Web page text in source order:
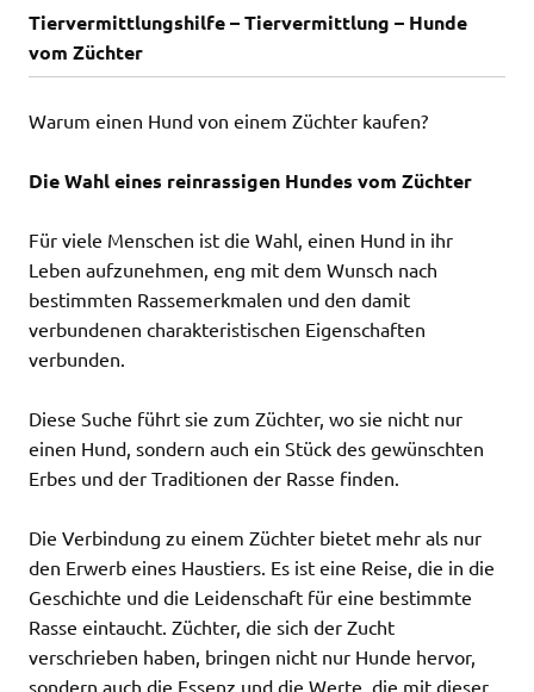
Tiervermittlungshilfe – Tiervermittlung – Hunde
vom Züchter
Warum einen Hund von einem Züchter kaufen?
Die Wahl eines reinrassigen Hundes vom Züchter
Für viele Menschen ist die Wahl, einen Hund in ihr
Leben aufzunehmen, eng mit dem Wunsch nach
bestimmten Rassemerkmalen und den damit
verbundenen charakteristischen Eigenschaften
verbunden.
Diese Suche führt sie zum Züchter, wo sie nicht nur
einen Hund, sondern auch ein Stück des gewünschten
Erbes und der Traditionen der Rasse finden.
Die Verbindung zu einem Züchter bietet mehr als nur
den Erwerb eines Haustiers. Es ist eine Reise, die in die
Geschichte und die Leidenschaft für eine bestimmte
Rasse eintaucht. Züchter, die sich der Zucht
verschrieben haben, bringen nicht nur Hunde hervor,
sondern auch die Essenz und die Werte, die mit dieser